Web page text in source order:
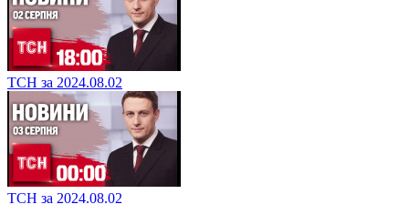
ТСН за 2024.08.02
ТСН за 2024.08.02